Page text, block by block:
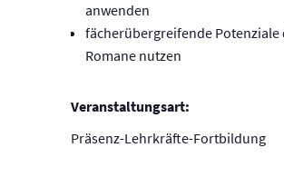
anwenden
fächerübergreifende Potenziale
Romane nutzen
Veranstaltungsart:
Präsenz-Lehrkräfte-Fortbildung